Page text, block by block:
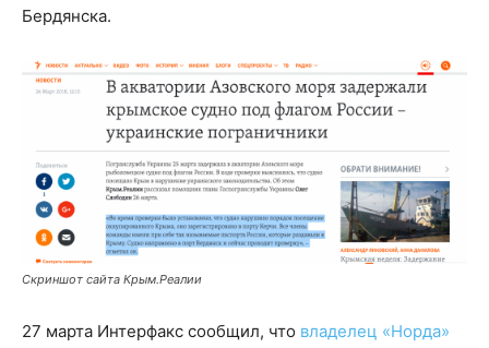
Бердянска.
Скриншот сайта Крым.Реалии
27 марта Интерфакс сообщил, что владелец «Норда»